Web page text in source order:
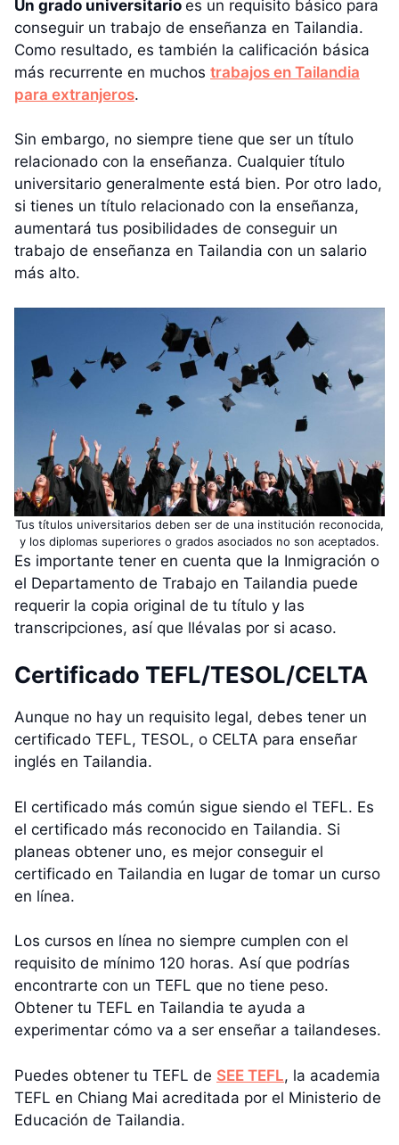
Un grado universitario es un requisito básico para
conseguir un trabajo de enseñanza en Tailandia.
Como resultado, es también la calificación básica
más recurrente en muchos trabajos en Tailandia
para extranjeros.
Sin embargo, no siempre tiene que ser un título
relacionado con la enseñanza. Cualquier título
universitario generalmente está bien. Por otro lado,
si tienes un título relacionado con la enseñanza,
aumentará tus posibilidades de conseguir un
trabajo de enseñanza en Tailandia con un salario
más alto.
Tus títulos universitarios deben ser de una institución reconocida,
y los diplomas superiores o grados asociados no son aceptados.
Es importante tener en cuenta que la Inmigración o
el Departamento de Trabajo en Tailandia puede
requerir la copia original de tu título y las
transcripciones, así que llévalas por si acaso.
Certificado TEFL/TESOL/CELTA
Aunque no hay un requisito legal, debes tener un
certificado TEFL, TESOL, o CELTA para enseñar
inglés en Tailandia.
El certificado más común sigue siendo el TEFL. Es
el certificado más reconocido en Tailandia. Si
planeas obtener uno, es mejor conseguir el
certificado en Tailandia en lugar de tomar un curso
en línea.
Los cursos en línea no siempre cumplen con el
requisito de mínimo 120 horas. Así que podrías
encontrarte con un TEFL que no tiene peso.
Obtener tu TEFL en Tailandia te ayuda a
experimentar cómo va a ser enseñar a tailandeses.
Puedes obtener tu TEFL de SEE TEFL, la academia
TEFL en Chiang Mai acreditada por el Ministerio de
Educación de Tailandia.